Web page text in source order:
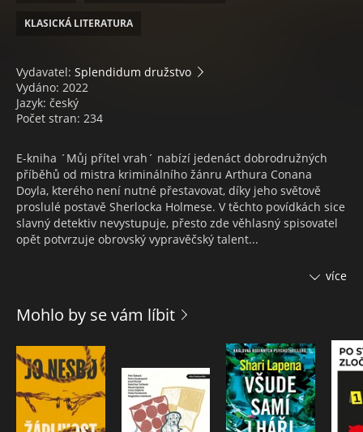
KLASICKÁ LITERATURA
Vydavatel: Splendidum družstvo
Vydáno: 2022
Jazyk: český
Počet stran: 234
E-kniha ´Můj přítel vrah´ nabízí jedenáct dobrodružných
příběhů od mistra kriminálního žánru Arthura Conana
Doyla, kterého není nutné přestavovat, díky jeho světově
proslulé postavě Sherlocka Holmese. V těchto povídkách sice
slavný detektiv nevystupuje, přesto zde věhlasný spisovatel
opět potvrzuje obrovský vypravěčský talent...
První povídka ´Můj přítel vrah´ se odehrává v australském
a je otázkou, zda je šílený nebo paranoidní. Maloney byl
členem bandy lupičů a vrahů, kteří byli zajati. Aby si zmírnil
vlastní trest, předloží důkazy proti svým kumpánům.... a pak
se začnou dít věci... I další napětím obestřené příběhy vás
zajisté zaujmou.
více
Mohlo by se vám líbit